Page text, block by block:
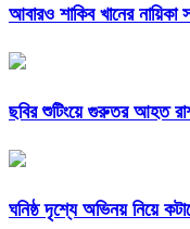
আবারও শাকিব খানের
ছবির শুটিংয়ে গুরুতর আহত
ঘনিষ্ঠ দৃশ্যে অভিনয় নিয়ে